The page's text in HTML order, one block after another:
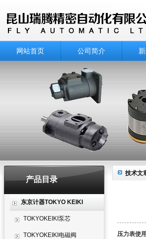
网站首页 公司简介
产品目录
东京计器TOKYO KEIKI
TOKYOKEIKI泵芯
TOKYOKEIKI电磁阀
技术文
压力表使